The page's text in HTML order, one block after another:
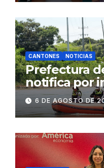
2.500
CANTONES NOTICIAS
Prefectura
notifica por
contractual
exige
desmontaje
Gonzalo
Daule
6 DE AGOSTO DE